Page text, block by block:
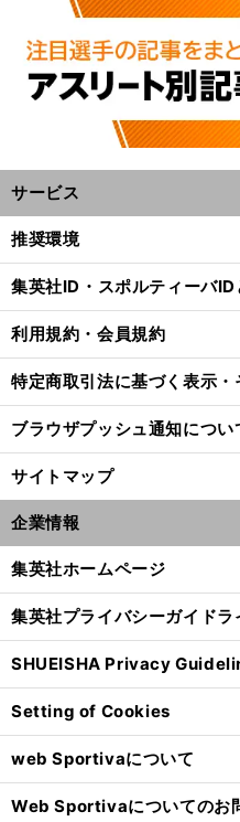
サービス
推奨環境
集英社ID・スポルティーバID
利用規約・会員規約
特定商取引法に基づく表示・
ブラウザプッシュ通知につい
サイトマップ
企業情報
集英社ホームページ
集英社プライバシーガイドラ
SHUEISHA Privacy
Setting of Cookies
web Sportivaについて
Web Sportivaについてのお